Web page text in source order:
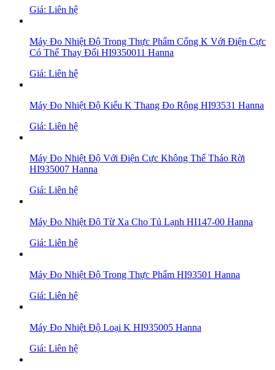
Giá: Liên hệ
Máy Đo Nhiệt Độ Trong Thực Phẩm Cổng K Với Điện Cực
Có Thể Thay Đổi HI9350011 Hanna
Giá: Liên hệ
Máy Đo Nhiệt Độ Kiểu K Thang Đo Rộng HI93531 Hanna
Giá: Liên hệ
Máy Đo Nhiệt Độ Với Điện Cực Không Thể Tháo Rời
HI935007 Hanna
Giá: Liên hệ
Máy Đo Nhiệt Độ Từ Xa Cho Tủ Lạnh HI147-00 Hanna
Giá: Liên hệ
Máy Đo Nhiệt Độ Trong Thực Phẩm HI93501 Hanna
Giá: Liên hệ
Máy Đo Nhiệt Độ Loại K HI935005 Hanna
Giá: Liên hệ